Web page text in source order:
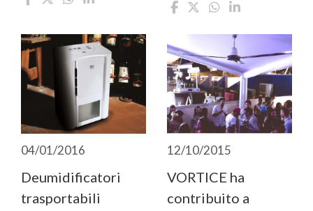
04/01/2016
Deumidificatori
trasportabili
12/10/2015
VORTICE ha
contribuito a